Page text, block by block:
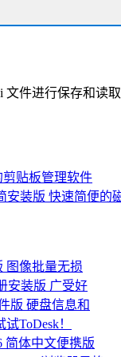
件进行保存和读取
剪贴板管理软件
安装版 快速简便
图像批量无损
安装版 广受好
版 硬盘信息和
ToDesk！
简体中文便携版